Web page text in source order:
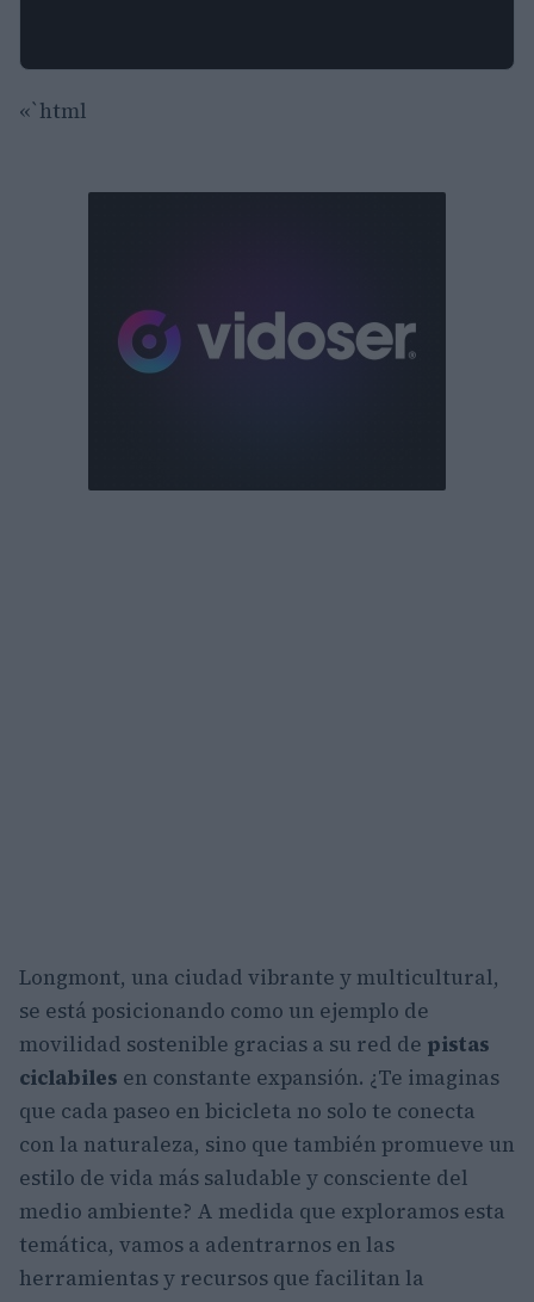
«`html
Longmont, una ciudad vibrante y multicultural,
se está posicionando como un ejemplo de
movilidad sostenible gracias a su red de pistas
ciclabiles en constante expansión. ¿Te imaginas
que cada paseo en bicicleta no solo te conecta
con la naturaleza, sino que también promueve un
estilo de vida más saludable y consciente del
medio ambiente? A medida que exploramos esta
temática, vamos a adentrarnos en las
herramientas y recursos que facilitan la